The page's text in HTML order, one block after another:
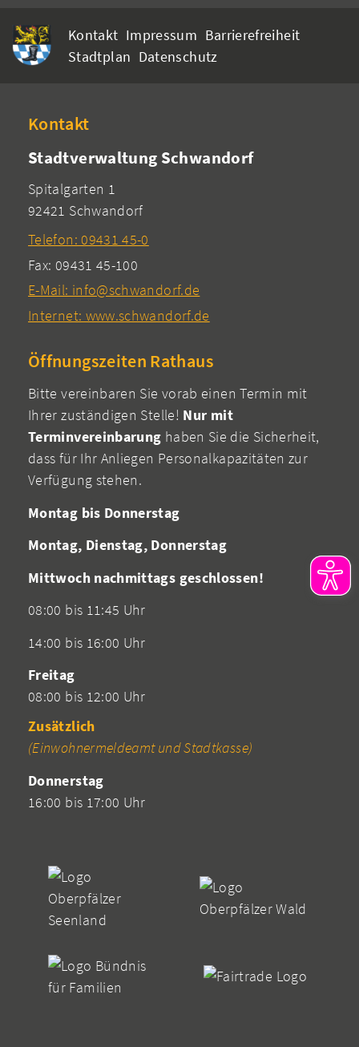
Kontakt Impressum Barrierefreiheit
Stadtplan Datenschutz
Kontakt
Stadtverwaltung Schwandorf
Spitalgarten 1
92421 Schwandorf
Telefon: 09431 45-0
Fax: 09431 45-100
E-Mail: info@schwandorf.de
Internet: www.schwandorf.de
Öffnungszeiten Rathaus
Bitte vereinbaren Sie vorab einen Termin mit
Ihrer zuständigen Stelle! Nur mit
Terminvereinbarung haben Sie die Sicherheit,
dass für Ihr Anliegen Personalkapazitäten zur
Verfügung stehen.
Montag bis Donnerstag
Montag, Dienstag, Donnerstag
Mittwoch nachmittags geschlossen!
08:00 bis 11:45 Uhr
14:00 bis 16:00 Uhr
Freitag
08:00 bis 12:00 Uhr
Zusätzlich
(Einwohnermeldeamt und Stadtkasse)
Donnerstag
16:00 bis 17:00 Uhr